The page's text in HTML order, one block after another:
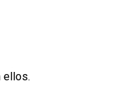
ellos.